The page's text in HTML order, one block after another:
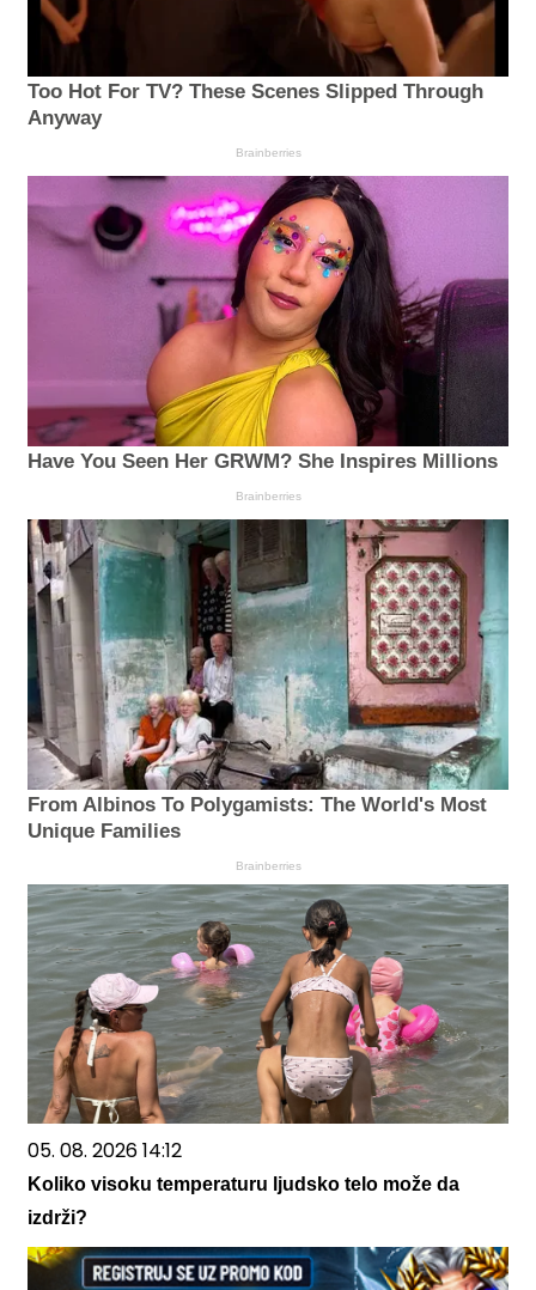
Too Hot For TV? These Scenes Slipped Through
Anyway
Brainberries
Have You Seen Her GRWM? She Inspires Millions
Brainberries
From Albinos To Polygamists: The World's Most
Unique Families
Brainberries
05. 08. 2026 14:12
Koliko visoku temperaturu ljudsko telo može da
izdrži?